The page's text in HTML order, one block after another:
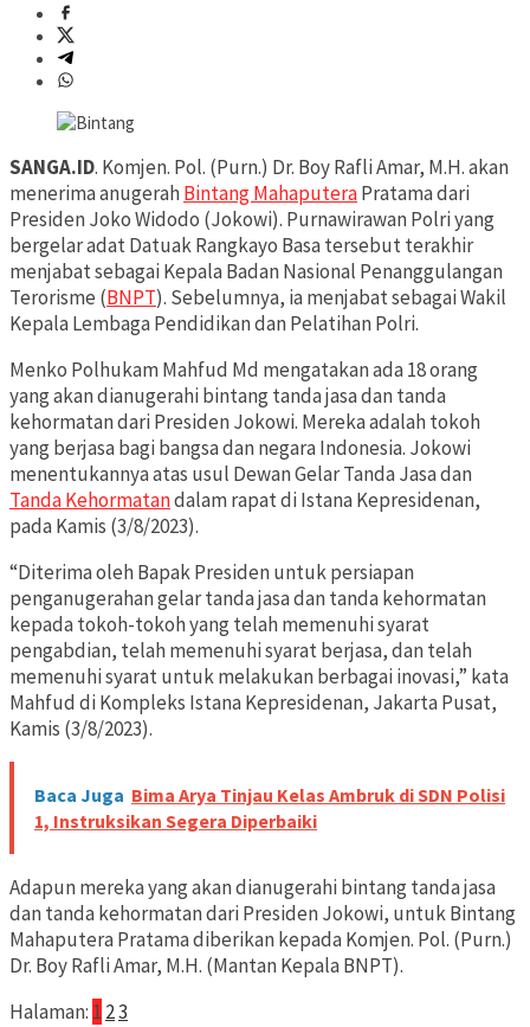
SANGA.ID. Komjen. Pol. (Purn.) Dr. Boy Rafli Amar, M.H. akan
menerima anugerahBintang MahaputeraPratama dari
Presiden Joko Widodo (Jokowi). Purnawirawan Polri yang
bergelar adat Datuak Rangkayo Basa tersebut terakhir
menjabat sebagai Kepala Badan Nasional Penanggulangan
Terorisme (BNPT). Sebelumnya, ia menjabat sebagai Wakil
Kepala Lembaga Pendidikan dan Pelatihan Polri.
Menko Polhukam Mahfud Md mengatakan ada 18 orang
yang akan dianugerahi bintang tanda jasa dan tanda
kehormatan dari Presiden Jokowi. Mereka adalah tokoh
yang berjasa bagi bangsa dan negara Indonesia. Jokowi
menentukannya atas usul Dewan Gelar Tanda Jasa dan
Tanda Kehormatandalam rapat di Istana Kepresidenan,
pada Kamis (3/8/2023).
“Diterima oleh Bapak Presiden untuk persiapan
penganugerahan gelar tanda jasa dan tanda kehormatan
kepada tokoh-tokoh yang telah memenuhi syarat
pengabdian, telah memenuhi syarat berjasa, dan telah
memenuhi syarat untuk melakukan berbagai inovasi,” kata
Mahfud di Kompleks Istana Kepresidenan, Jakarta Pusat,
Kamis (3/8/2023).
Baca Juga Bima Arya Tinjau Kelas Ambruk di SDN Polisi
1, Instruksikan Segera Diperbaiki
Adapun mereka yang akan dianugerahi bintang tanda jasa
dan tanda kehormatan dari Presiden Jokowi, untuk Bintang
Mahaputera Pratama diberikan kepada Komjen. Pol. (Purn.)
Dr. Boy Rafli Amar, M.H. (Mantan Kepala BNPT).
Halaman: 1 23